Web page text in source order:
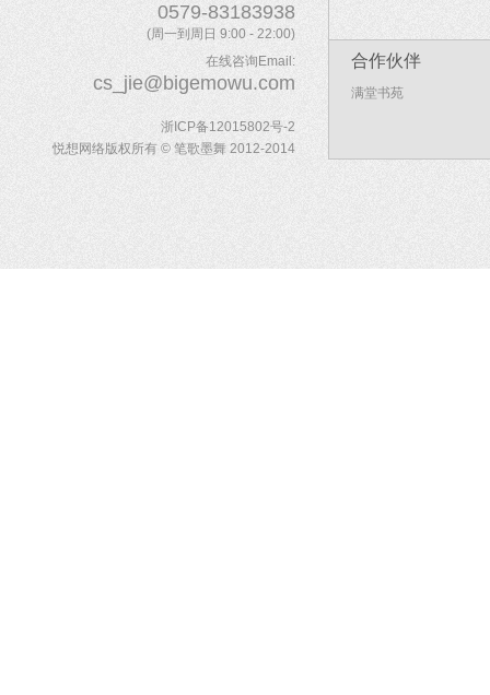
0579-83183938
(周一到周日 9:00 - 22:00)
在线咨询Email:
cs_jie@bigemowu.com
浙ICP备12015802号-2
悦想网络版权所有 © 笔歌墨舞 2012-2014
合作伙伴
满堂书苑